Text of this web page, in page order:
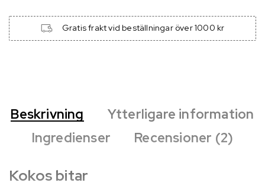
Gratis frakt vid beställningar över 1000 kr
Beskrivning
Ytterligare information
Ingredienser
Recensioner (2)
Kokos bitar